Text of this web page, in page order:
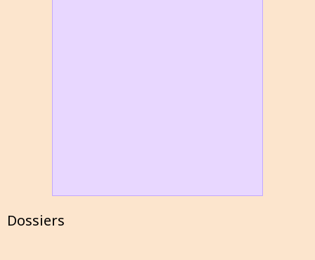
Dossiers